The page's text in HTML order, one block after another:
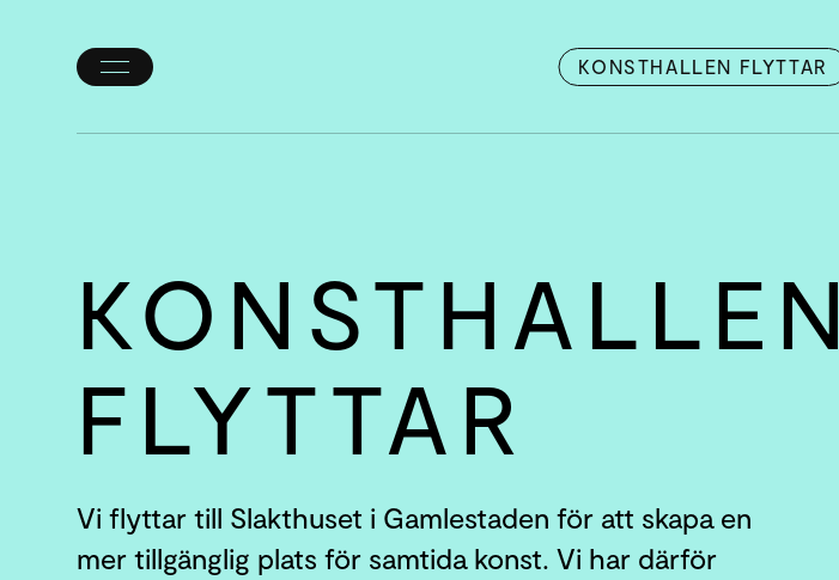
Öppna/stäng
KONSTHALLEN FLYTTAR
KONSTHALLEN
FLYTTAR
Vi flyttar till Slakthuset i Gamlestaden för att skapa en
mer tillgänglig plats för samtida konst. Vi har därför